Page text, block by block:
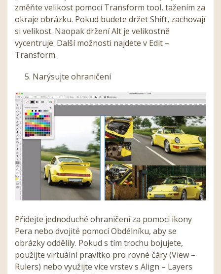
změňte velikost pomocí Transform tool, tažením za
okraje obrázku. Pokud budete držet Shift, zachovají
si velikost. Naopak držení Alt je velikostně
vycentruje. Další možnosti najdete v Edit –
Transform.
5. Narýsujte ohraničení
Přidejte jednoduché ohraničení za pomoci ikony
Pera nebo dvojité pomocí Obdélníku, aby se
obrázky oddělily. Pokud s tím trochu bojujete,
použijte virtuální pravítko pro rovné čáry (View –
Rulers) nebo využijte více vrstev s Align – Layers